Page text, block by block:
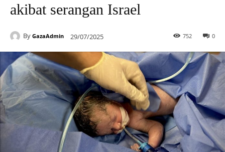
akibat serangan Israel
By GazaAdmin 29/07/2025 0
752